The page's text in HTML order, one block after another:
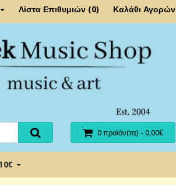
Λίστα Επιθυμιών (0) Καλάθι Αγορών
0 προϊόν(τα) - 0,00€